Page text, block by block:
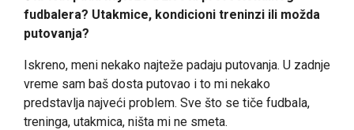
fudbalera? Utakmice, kondicioni treninzi ili možda
putovanja?
Iskreno, meni nekako najteže padaju putovanja. U zadnje
vreme sam baš dosta putovao i to mi nekako
predstavlja najveći problem. Sve što se tiče fudbala,
treninga, utakmica, ništa mi ne smeta.